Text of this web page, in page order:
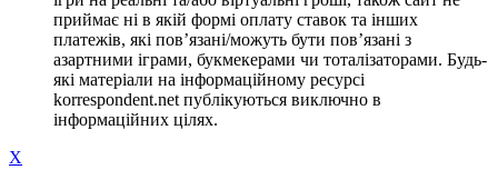
приймає ні в якій формі оплату ставок та інших
платежів, які пов’язані/можуть бути пов’язані з
азартними іграми, букмекерами чи тоталізаторами. Будь-
які матеріали на інформаційному ресурсі
korrespondent.net публікуються виключно в
інформаційних цілях.
X